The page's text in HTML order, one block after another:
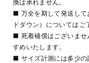
換は承れません。
■ 万全を期して発送して
ドダウン）についてはご
■ 死着補償はございませ
すめいたします。
■ サイズ計測には多少の